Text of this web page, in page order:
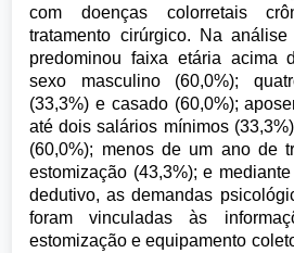
com doenças colorretais
tratamento cirúrgico. Na
predominou faixa etária acima
sexo masculino (60,0%);
(33,3%) e casado (60,0%);
até dois salários mínimos
(60,0%); menos de um ano de
estomização (43,3%); e
dedutivo, as demandas
foram vinculadas às
estomização e equipamento